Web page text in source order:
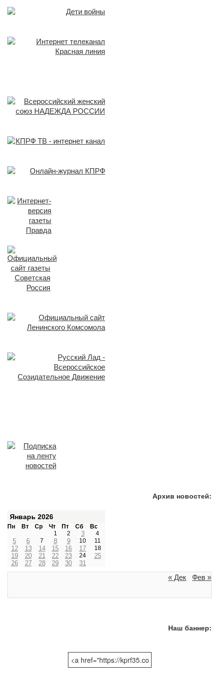
Архив новостей:
Январь 2026
Пн Вт Ср Чт Пт Сб
Вс
1
2 3 4
5 6 7 8 9 10 11
12 13 14 15 16 17 18
19 20 21 22 23 24
25
26
27 28 29 30 31
« Дек Фев »
Наш баннер: